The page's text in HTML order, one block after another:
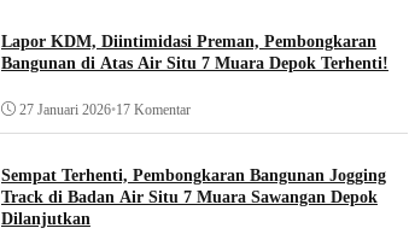
Lapor KDM, Diintimidasi Preman, Pembongkaran
Bangunan di Atas Air Situ 7 Muara Depok Terhenti!
27 Januari 2026•17 Komentar
Sempat Terhenti, Pembongkaran Bangunan Jogging
Track di Badan Air Situ 7 Muara Sawangan Depok
Dilanjutkan